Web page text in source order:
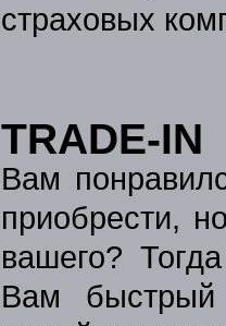
страховых
TRADE-IN
Вам
приобрести,
вашего?
Вам